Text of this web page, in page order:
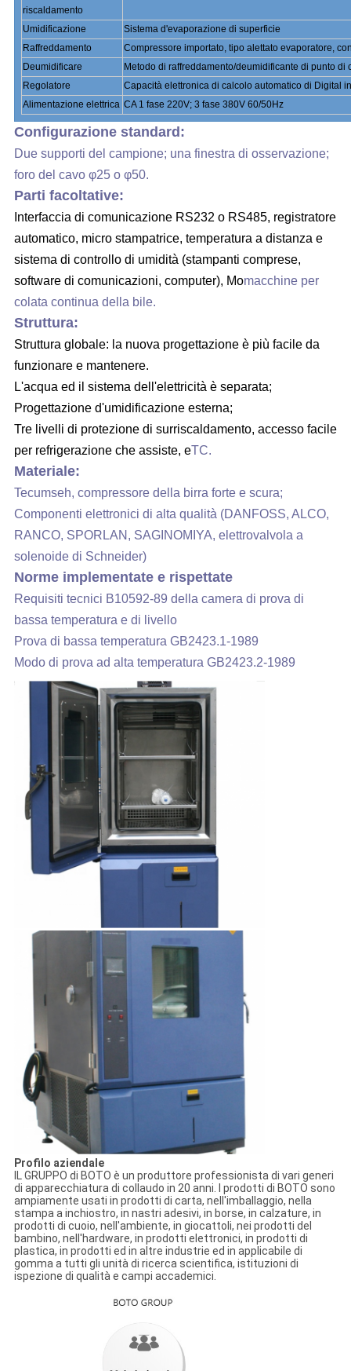
riscaldamento
Umidificazione
Sistema d'evaporazione di superficie
Raffreddamento
Compressore importato, tipo alettato evaporatore,
Deumidificare
Metodo di raffreddamento/deumidificante di punto di
Regolatore
Capacità elettronica di calcolo automatico di Digital
Alimentazione elettrica CA 1 fase 220V; 3 fase 380V 60/50Hz
Configurazione standard:
Due supporti del campione; una finestra di osservazione;
foro del cavo φ25 o φ50.
Parti facoltative:
Interfaccia di comunicazione RS232 o RS485, registratore
automatico, micro stampatrice, temperatura a distanza e
sistema di controllo di umidità (stampanti comprese,
software di comunicazioni, computer), Momacchine per
colata continua della bile.
Struttura:
Struttura globale: la nuova progettazione è più facile da
funzionare e mantenere.
L'acqua ed il sistema dell'elettricità è separata;
Progettazione d'umidificazione esterna;
Tre livelli di protezione di surriscaldamento, accesso facile
per refrigerazione che assiste, eTC.
Materiale:
Tecumseh, compressore della birra forte e scura;
Componenti elettronici di alta qualità (DANFOSS, ALCO,
RANCO, SPORLAN, SAGINOMIYA, elettrovalvola a
solenoide di Schneider)
Norme implementate e rispettate
Requisiti tecnici B10592-89 della camera di prova di
bassa temperatura e di livello
Prova di bassa temperatura GB2423.1-1989
Modo di prova ad alta temperatura GB2423.2-1989
Profilo aziendale
IL GRUPPO di BOTO è un produttore professionista di vari generi
di apparecchiatura di collaudo in 20 anni. I prodotti di BOTO sono
ampiamente usati in prodotti di carta, nell'imballaggio, nella
stampa a inchiostro, in nastri adesivi, in borse, in calzature, in
prodotti di cuoio, nell'ambiente, in giocattoli, nei prodotti del
bambino, nell'hardware, in prodotti elettronici, in prodotti di
plastica, in prodotti ed in altre industrie ed in applicabile di
gomma a tutti gli unità di ricerca scientifica, istituzioni di
ispezione di qualità e campi accademici.